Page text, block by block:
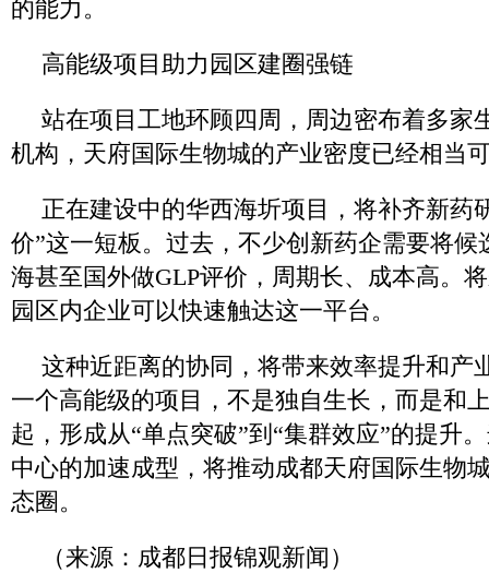
的能力。
高能级项目助力园区建圈强链
站在项目工地环顾四周，周边密布着多家
机构，天府国际生物城的产业密度已经相当
正在建设中的华西海圻项目，将补齐新药
价”这一短板。过去，不少创新药企需要将候
海甚至国外做GLP评价，周期长、成本高。
园区内企业可以快速触达这一平台。
这种近距离的协同，将带来效率提升和产
一个高能级的项目，不是独自生长，而是和
起，形成从“单点突破”到“集群效应”的提升
中心的加速成型，将推动成都天府国际生物
态圈。
（来源：成都日报锦观新闻）